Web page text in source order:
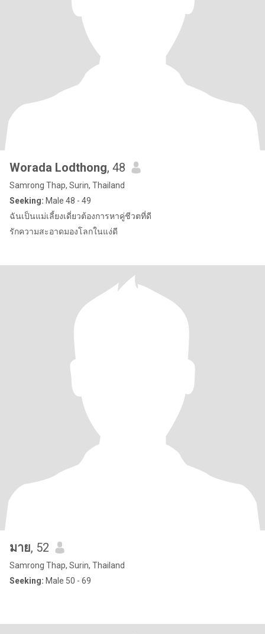
Worada Lodthong, 48
Samrong Thap, Surin, Thailand
Seeking: Male 48 - 49
ฉันเป็นแม่เลี้ยงเดี่ยวต้องการหาคู่ชีวตที่ดี
รักความสะอาดมองโลกในแง่ดี
มาย, 52
Samrong Thap, Surin, Thailand
Seeking: Male 50 - 69